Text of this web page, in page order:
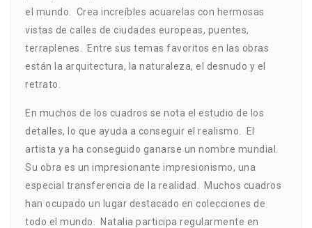
el mundo. Crea increíbles acuarelas con hermosas
vistas de calles de ciudades europeas, puentes,
terraplenes. Entre sus temas favoritos en las obras
están la arquitectura, la naturaleza, el desnudo y el
retrato.
En muchos de los cuadros se nota el estudio de los
detalles, lo que ayuda a conseguir el realismo. El
artista ya ha conseguido ganarse un nombre mundial.
Su obra es un impresionante impresionismo, una
especial transferencia de la realidad. Muchos cuadros
han ocupado un lugar destacado en colecciones de
todo el mundo. Natalia participa regularmente en